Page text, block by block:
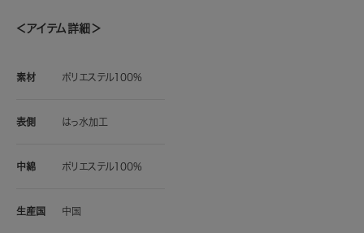
＜アイテム詳細＞
素材 ポリエステル100%
表側 はっ水加工
中綿 ポリエステル100%
生産国 中国